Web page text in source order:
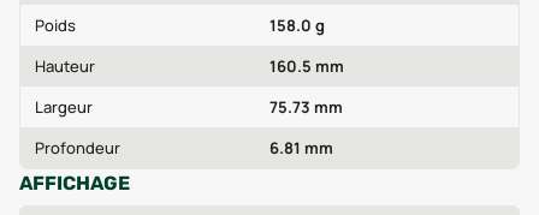
Poids
158.0 g
Hauteur
160.5 mm
Largeur
75.73 mm
Profondeur
6.81 mm
AFFICHAGE